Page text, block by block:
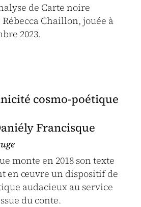
de Carte noire
Chaillon, jouée à
2023.
cosmo-poétique
Francisque
monte en 2018 son texte
en œuvre un dispositif de
audacieux au service
du conte.